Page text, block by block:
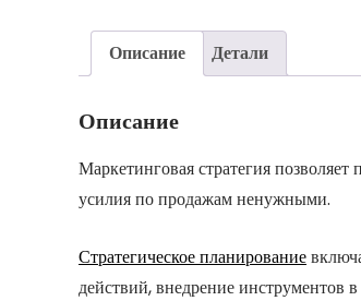
Описание Детали
Описание
Маркетинговая стратегия
усилия по продажам ненужными.
Стратегическое планирование
действий, внедрение инструментов